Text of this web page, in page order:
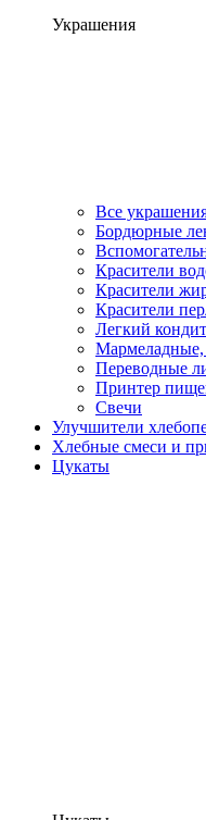
Украшения
Все
Бордюрные
Красители
Красители
Красители
Легкий
Мармеладные,
Переводные
Принтер
Свечи
Улучшители
Хлебные смеси и
Цукаты